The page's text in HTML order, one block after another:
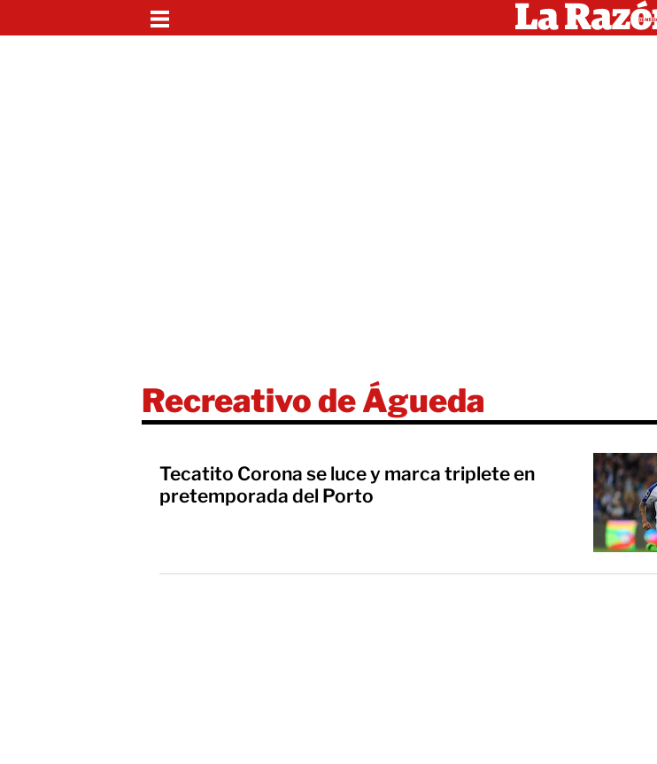
Recreativo de Águeda
Tecatito Corona se luce y marca triplete en
pretemporada del Porto